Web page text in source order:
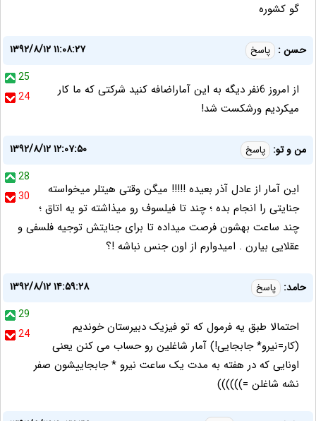
گو کشوره
حسن : پاسخ
۱۳۹۲/۸/۱۲ ۱۱:۰۸:۲۷
25
24
از امروز 6نفر دیگه به این آماراضافه کنید شرکتی که ما کار
میکردیم ورشکست شد!
من و تو: پاسخ
۱۳۹۲/۸/۱۲ ۱۲:۰۷:۵۰
28
30
این آمار از عادل آذر بعیده !!!!! میگن وقتی هیتلر میخواسته
جنایتی را انجام بده ؛ چند تا فیلسوف رو میذاشته تو یه اتاق ؛
چند ساعت بهشون فرصت میداده تا برای جنایتش توجیه فلسفی و
عقلایی بیارن . امیدوارم از اون جنس نباشه !؟
حامد: پاسخ
۱۳۹۲/۸/۱۲ ۱۴:۵۹:۲۸
29
24
احتمالا طبق یه فرمول که تو فیزیک دبیرستان خوندیم
(کار=نیرو* جابجایی!) آمار شاغلین رو حساب می کنن یعنی
اونایی که در هفته به مدت یک ساعت نیرو * جابجاییشون صفر
نشه شاغلن =))))))